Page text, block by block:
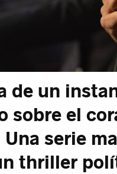
de un
sobre el
serie
thriller